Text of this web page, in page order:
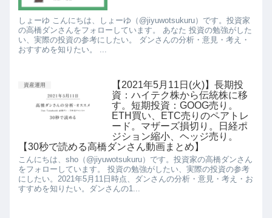
しょーゆ こんにちは、しょーゆ（@jiyuwotsukuru）です。投資家
の高橋ダンさんをフォローしています。 あなた 投資の勉強がした
い、実際の投資の参考にしたい。 ダンさんの分析・意見・考え・
おすすめを知りたい。 ...
資産運用
【2021年5月11日(火)】長期投
資：ハイテク株から伝統株に移
す。短期投資：GOOG売り。
ETH買い、ETC売りのペアトレ
ード。マザーズ損切り。日経ポ
ジション縮小、ヘッジ売り。
【30秒で読める高橋ダンさん動画まとめ】
こんにちは、sho（@jiyuwotsukuru）です。投資家の高橋ダンさん
をフォローしています。 投資の勉強がしたい、実際の投資の参考
にしたい。2021年5月11日時点、ダンさんの分析・意見・考え・お
すすめを知りたい。ダンさんの1...